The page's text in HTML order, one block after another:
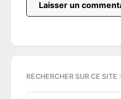
Sidebar
RECHERCHER SUR CE SITE :